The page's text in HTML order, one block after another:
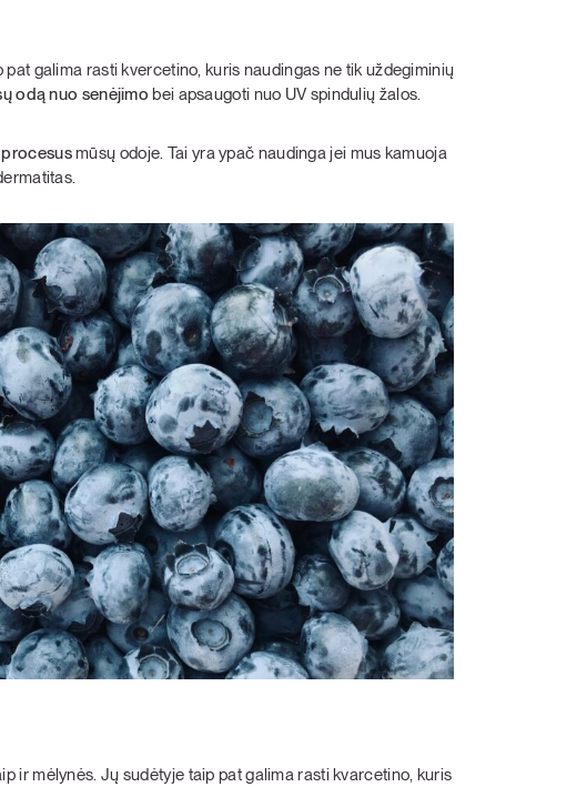
galima rasti kvercetino, kuris naudingas ne tik uždegiminių
odą nuo senėjimo bei apsaugoti nuo UV spindulių žalos.
mūsų odoje. Tai yra ypač naudinga jei mus kamuoja
ir mėlynės. Jų sudėtyje taip pat galima rasti kvarcetino, kuris